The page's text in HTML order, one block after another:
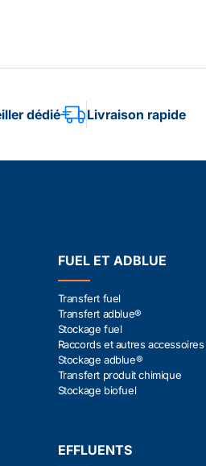
dédié Livraison rapide
FUEL ET ADBLUE
Transfert fuel
Transfert adblue®
Stockage fuel
Raccords et autres accessoires
Stockage adblue®
Transfert produit chimique
Stockage biofuel
EFFLUENTS